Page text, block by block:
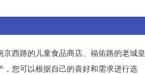
西路的儿童食品商店、福佑路的老城皇
您可以根据自己的喜好和需求进行选